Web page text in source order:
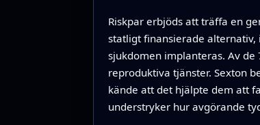
Riskpar erbjöds att träffa en
statligt finansierade
sjukdomen implanteras. Av
reproduktiva tjänster. Sexton
kände att det hjälpte dem att
understryker hur avgörande